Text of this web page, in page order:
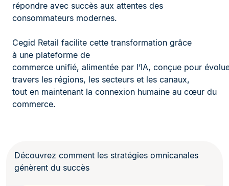
répondre avec succès aux attentes des
consommateurs modernes.
Cegid Retail facilite cette transformation grâce
à une plateforme de
commerce unifié, alimentée par l’IA, conçue pour
travers les régions, les secteurs et les canaux,
tout en maintenant la connexion humaine au cœur du
commerce.
Découvrez comment les stratégies omnicanales
génèrent du succès